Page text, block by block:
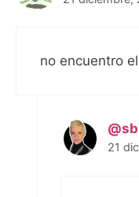
no encuentro
21